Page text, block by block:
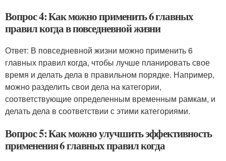
Вопрос 4: Как можно применить 6 главных
правил когда в повседневной жизни
Ответ: В повседневной жизни можно применить 6
главных правил когда, чтобы лучше планировать свое
время и делать дела в правильном порядке. Например,
можно разделить свои дела на категории,
соответствующие определенным временным рамкам, и
делать дела в соответствии с этими категориями.
Вопрос 5: Как можно улучшить эффективность
применения 6 главных правил когда